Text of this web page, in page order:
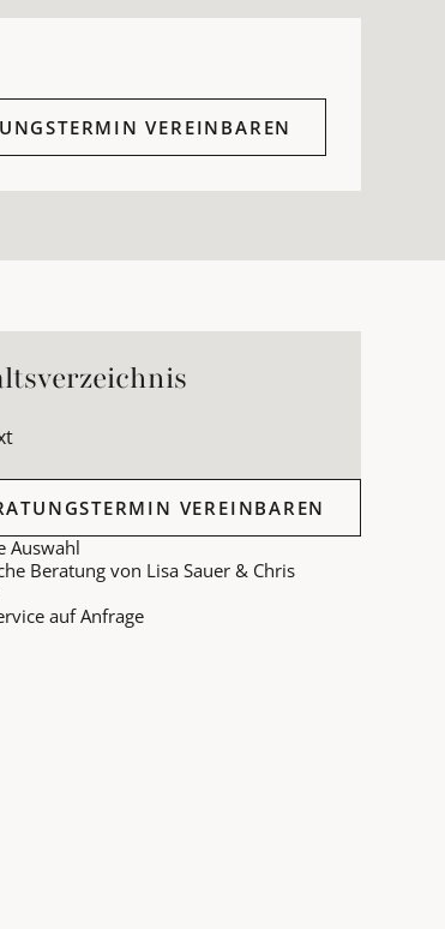
VEREINBAREN
VEREINBAREN
Auswahl
Beratung von Lisa Sauer & Chris
auf Anfrage